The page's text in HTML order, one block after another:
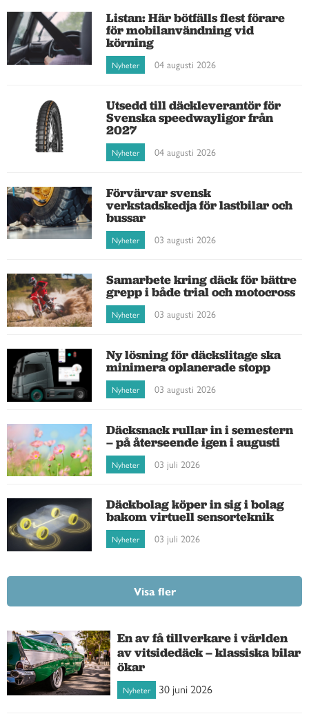
Listan: Här bötfälls flest förare
för mobilanvändning vid
körning
Nyheter 04 augusti 2026
Utsedd till däckleverantör för
Svenska speedwayligor från
2027
Nyheter 04 augusti 2026
Förvärvar svensk
verkstadskedja för lastbilar och
bussar
Nyheter 03 augusti 2026
Samarbete kring däck för bättre
grepp i både trial och motocross
Nyheter 03 augusti 2026
Ny lösning för däckslitage ska
minimera oplanerade stopp
Nyheter 03 augusti 2026
Däcksnack rullar in i semestern
– på återseende igen i augusti
Nyheter 03 juli 2026
Däckbolag köper in sig i bolag
bakom virtuell sensorteknik
Nyheter 03 juli 2026
Visa fler
En av få tillverkare i världen
av vitsidedäck – klassiska bilar
ökar
Nyheter 30 juni 2026